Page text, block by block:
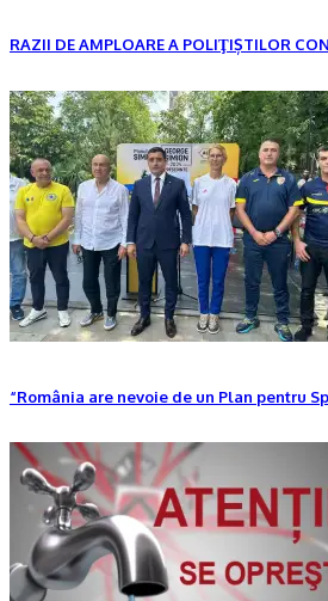
RAZII DE AMPLOARE A POLIŢIȘTILOR
“România are nevoie de un Plan pentru